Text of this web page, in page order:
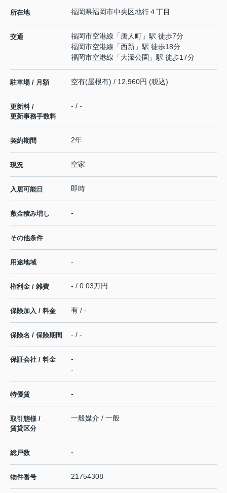
所在地 福岡県福岡市中央区地行４丁目
交通 福岡市空港線 「 唐人町 」駅 徒歩7分
福岡市空港線 「西新 」駅 徒歩18分
福岡市空港線 「大濠公園 」駅 徒歩17分
駐車場 / 月額 空有(屋根有) / 12,960円 (税込)
更新料 /
更新事務手数料
- / -
契約期間 2年
現況 空家
入居可能日 即時
敷金積み増し -
その他条件
用途地域 -
権利金 / 雑費 - / 0.03万円
保険加入 / 料金 有 / -
保険名 / 保険期間 - / -
保証会社 / 料金
-
-
特優賃 -
取引態様 /
賃貸区分
一般媒介 / 一般
総戸数 -
物件番号 21754308